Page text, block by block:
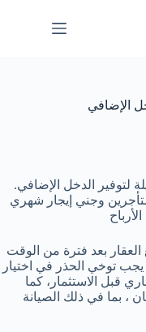
الإضافي
لتوفير الدخل الإضافي.
وجني إيجار شهري
بعد فترة من الوقت
توخي الحذر في اختيار
قبل الاستثمار، كما
، بما في ذلك الصيانة